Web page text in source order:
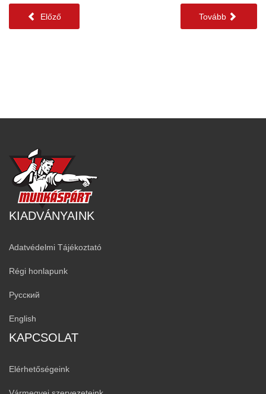
Előző Tovább
KIADVÁNYAINK
Adatvédelmi Tájékoztató
Régi honlapunk
Русский
English
KAPCSOLAT
Elérhetőségeink